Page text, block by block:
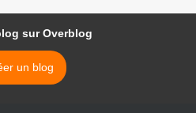
sur Overblog
un blog